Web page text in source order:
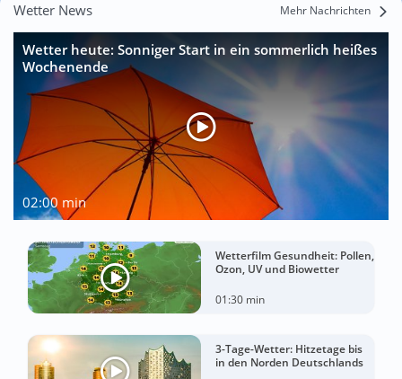
Wetter News Mehr Nachrichten
Wetter heute: Sonniger Start in ein sommerlich heißes
Wochenende
02:00 min
Wetterfilm Gesundheit: Pollen,
Ozon, UV und Biowetter
01:30 min
3-Tage-Wetter: Hitzetage bis
in den Norden Deutschlands